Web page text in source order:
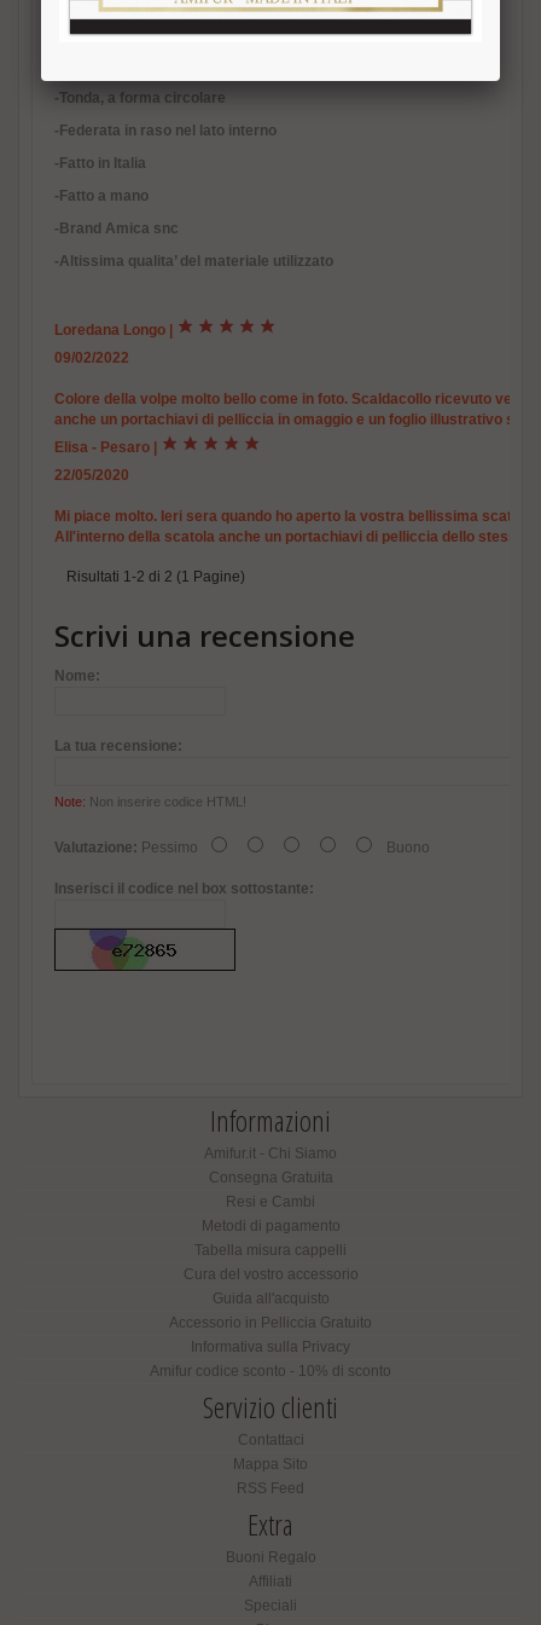
-Pelliccia vera. Volpe Scandinava
-Tonda, a forma circolare
-Federata in raso nel lato interno
-Fatto in Italia
-Fatto a mano
-Brand Amica snc
-Altissima qualita’ del materiale utilizzato
Loredana Longo
09/02/2022
Colore della volpe molto bello come in foto. Scaldacollo ricevuto
anche un portachiavi di pelliccia in omaggio e un foglio illustrativo su
Elisa - Pesaro
22/05/2020
Mi piace molto. Ieri sera quando ho aperto la vostra bellissima
All'interno della scatola anche un portachiavi di pelliccia dello stesso
Risultati 1-2 di 2 (1 Pagine)
Scrivi una recensione
Nome:
La tua recensione:
Note: Non inserire codice HTML!
Valutazione: Pessimo Buono
Inserisci il codice nel box sottostante:
Informazioni
Amifur.it - Chi Siamo
Consegna Gratuita
Resi e Cambi
Metodi di pagamento
Tabella misura cappelli
Cura del vostro accessorio
Guida all'acquisto
Accessorio in Pelliccia Gratuito
Informativa sulla Privacy
Amifur codice sconto - 10% di sconto
Servizio clienti
Contattaci
Mappa Sito
RSS Feed
Extra
Buoni Regalo
Affiliati
Speciali